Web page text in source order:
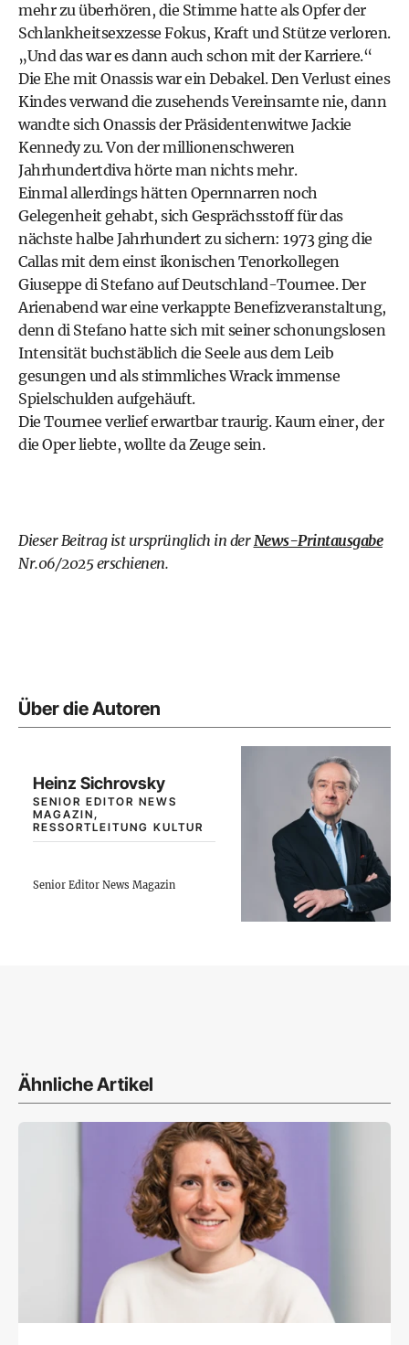
mehr zu überhören, die Stimme hatte als Opfer der
Schlankheitsexzesse Fokus, Kraft und Stütze verloren.
„Und das war es dann auch schon mit der Karriere.“
Die Ehe mit Onassis war ein Debakel. Den Verlust eines
Kindes verwand die zusehends Vereinsamte nie, dann
wandte sich Onassis der Präsidentenwitwe Jackie
Kennedy zu. Von der millionenschweren
Jahrhundertdiva hörte man nichts mehr.
Einmal allerdings hätten Opernnarren noch
Gelegenheit gehabt, sich Gesprächsstoff für das
nächste halbe Jahrhundert zu sichern: 1973 ging die
Callas mit dem einst ikonischen Tenorkollegen
Giuseppe di Stefano auf Deutschland-Tournee. Der
Arienabend war eine verkappte Benefizveranstaltung,
denn di Stefano hatte sich mit seiner schonungslosen
Intensität buchstäblich die Seele aus dem Leib
gesungen und als stimmliches Wrack immense
Spielschulden aufgehäuft.
Die Tournee verlief erwartbar traurig. Kaum einer, der
die Oper liebte, wollte da Zeuge sein.
Dieser Beitrag ist ursprünglich in derNews-Printausgabe
Nr.06/2025 erschienen.
Über die Autoren
Heinz Sichrovsky
SENIOR EDITOR NEWS
MAGAZIN,
RESSORTLEITUNG KULTUR
Senior Editor News Magazin
Ähnliche Artikel